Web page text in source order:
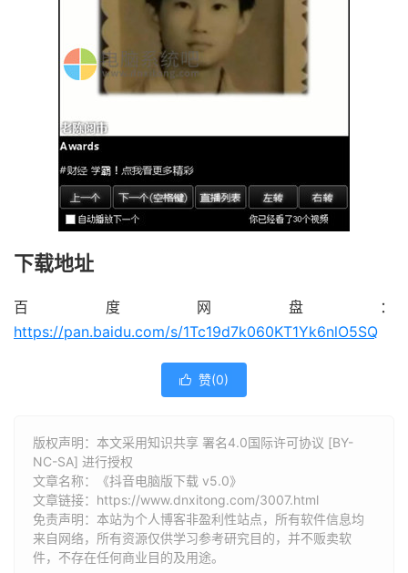
下载地址
百度网盘：
https://pan.baidu.com/s/1Tc19d7k060KT1Yk6nlO5SQ
 赞(0)
版权声明：本文采用知识共享 署名4.0国际许可协议 [BY-
NC-SA] 进行授权
文章名称：《抖音电脑版下载 v5.0》
文章链接： https://www.dnxitong.com/3007.html
免责声明：本站为个人博客非盈利性站点，所有软件信息均
来自网络，所有资源仅供学习参考研究目的，并不贩卖软
件，不存在任何商业目的及用途。